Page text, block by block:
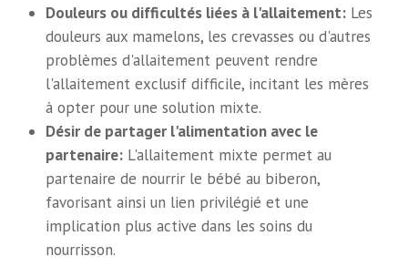
Douleurs ou difficultés liées à l'allaitement: Les
douleurs aux mamelons, les crevasses ou d'autres
problèmes d'allaitement peuvent rendre
l'allaitement exclusif difficile, incitant les mères
à opter pour une solution mixte.
Désir de partager l'alimentation avec le
partenaire: L'allaitement mixte permet au
partenaire de nourrir le bébé au biberon,
favorisant ainsi un lien privilégié et une
implication plus active dans les soins du
nourrisson.